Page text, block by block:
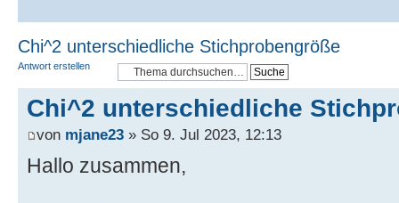
Chi^2 unterschiedliche Stichprobengröße
Antwort erstellen
Chi^2 unterschiedliche
von mjane23 » So 9. Jul 2023, 12:13
Hallo zusammen,